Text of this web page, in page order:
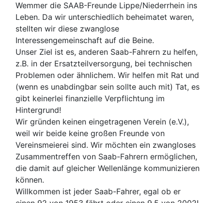
Wemmer die SAAB-Freunde Lippe/Niederrhein ins
Leben. Da wir unterschiedlich beheimatet waren,
stellten wir diese zwanglose
Interessengemeinschaft auf die Beine.
Unser Ziel ist es, anderen Saab-Fahrern zu helfen,
z.B. in der Ersatzteilversorgung, bei technischen
Problemen oder ähnlichem. Wir helfen mit Rat und
(wenn es unabdingbar sein sollte auch mit) Tat, es
gibt keinerlei finanzielle Verpflichtung im
Hintergrund!
Wir gründen keinen eingetragenen Verein (e.V.),
weil wir beide keine großen Freunde von
Vereinsmeierei sind. Wir möchten ein zwangloses
Zusammentreffen von Saab-Fahrern ermöglichen,
die damit auf gleicher Wellenlänge kommunizieren
können.
Willkommen ist jeder Saab-Fahrer, egal ob er